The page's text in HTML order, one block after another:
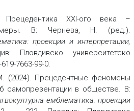
Прецедентика ХХI-ого века –
В: Чернева, Н. (ред.).
проекции и интерпретации,
Пловдивско университетско
7663-99-0.
(2024). Прецедентные феномены
самопрезентации в обществе. В:
емблематика: проекции